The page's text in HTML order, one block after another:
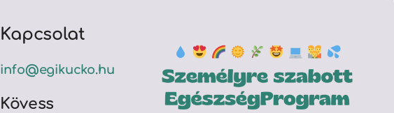
Kapcsolat
info@egikucko.hu
Kövess